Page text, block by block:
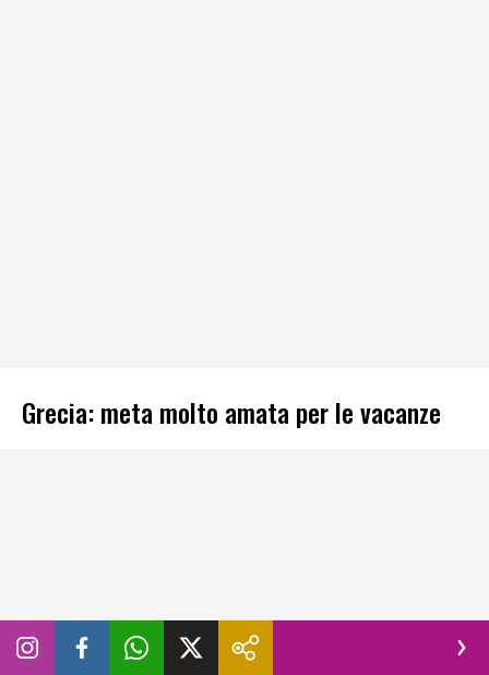
Grecia: meta molto amata per le vacanze